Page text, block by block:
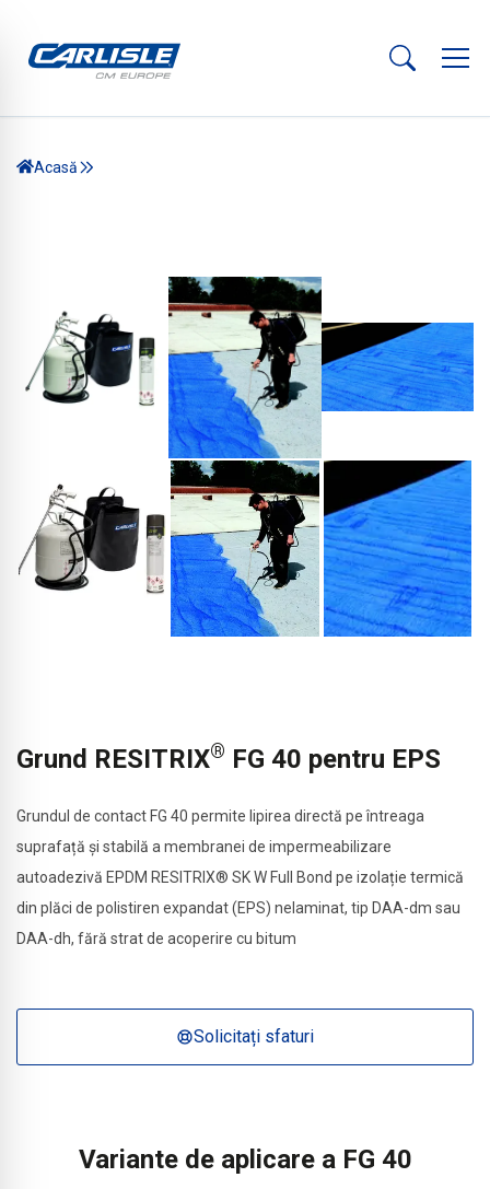
Acasă
Grund RESITRIX® FG 40 pentru EPS
Grundul de contact FG 40 permite lipirea directă pe întreaga
suprafață și stabilă a membranei de impermeabilizare
autoadezivă EPDM RESITRIX® SK W Full Bond pe izolație termică
din plăci de polistiren expandat (EPS) nelaminat, tip DAA-dm sau
DAA-dh, fără strat de acoperire cu bitum
Solicitați sfaturi
Variante de aplicare a FG 40